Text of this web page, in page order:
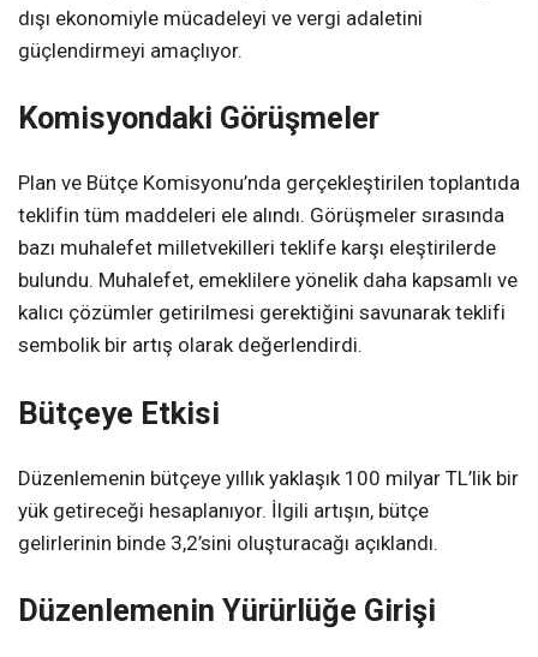
dışı ekonomiyle mücadeleyi ve vergi adaletini
güçlendirmeyi amaçlıyor.
Komisyondaki Görüşmeler
Plan ve Bütçe Komisyonu’nda gerçekleştirilen toplantıda
teklifin tüm maddeleri ele alındı. Görüşmeler sırasında
bazı muhalefet milletvekilleri teklife karşı eleştirilerde
bulundu. Muhalefet, emeklilere yönelik daha kapsamlı ve
kalıcı çözümler getirilmesi gerektiğini savunarak teklifi
sembolik bir artış olarak değerlendirdi.
Bütçeye Etkisi
Düzenlemenin bütçeye yıllık yaklaşık 100 milyar TL’lik bir
yük getireceği hesaplanıyor. İlgili artışın, bütçe
gelirlerinin binde 3,2’sini oluşturacağı açıklandı.
Düzenlemenin Yürürlüğe Girişi